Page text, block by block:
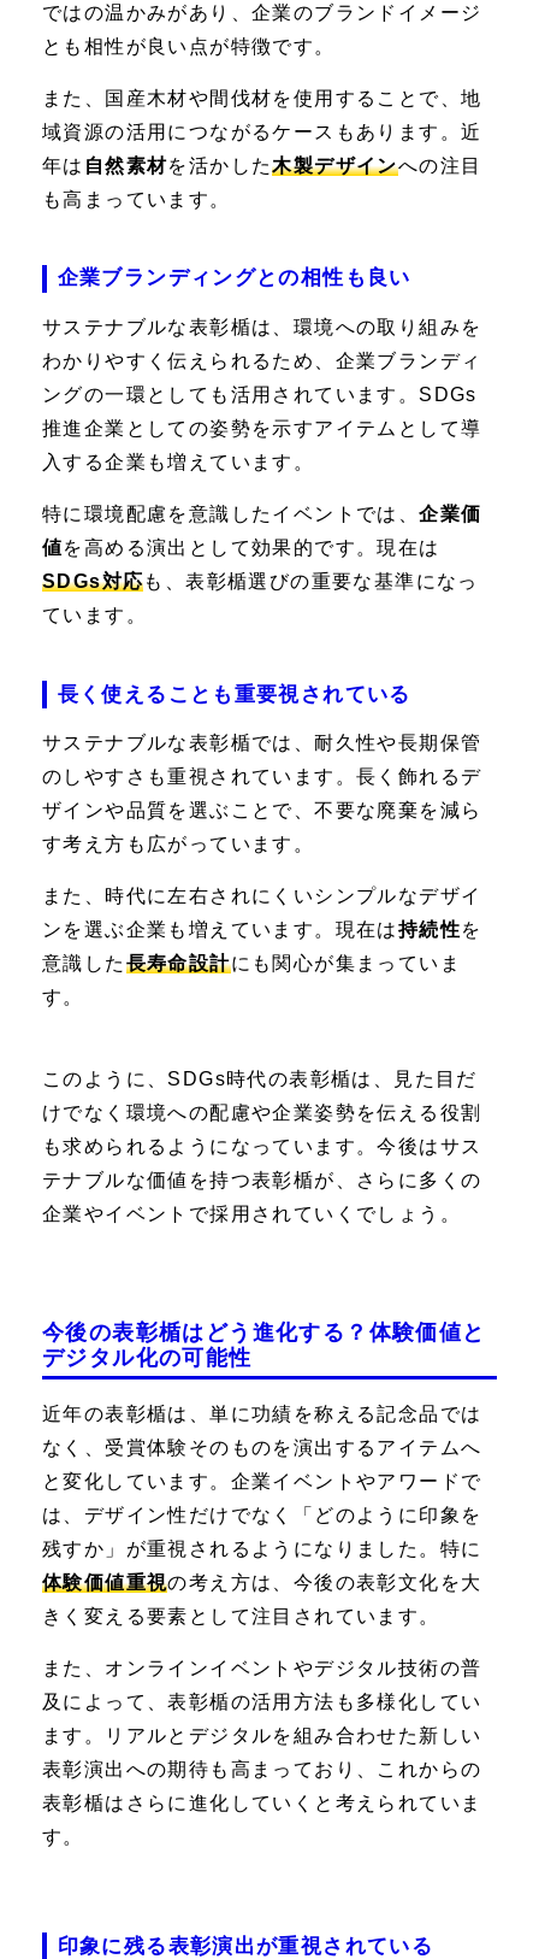
ではの温かみがあり、企業のブランドイメージ
とも相性が良い点が特徴です。
また、国産木材や間伐材を使用することで、地
域資源の活用につながるケースもあります。近
年は 自然素材を活かした木製デザインへの注目
も高まっています。
企業ブランディングとの相性も良い
サステナブルな表彰楯は、環境への取り組みを
わかりやすく伝えられるため、企業ブランディ
ングの一環としても活用されています。SDGs
推進企業としての姿勢を示すアイテムとして導
入する企業も増えています。
特に環境配慮を意識したイベントでは、企業価
値を高める演出として効果的です。現在は
SDGs対応も、表彰楯選びの重要な基準になっ
ています。
長く使えることも重要視されている
サステナブルな表彰楯では、耐久性や長期保管
のしやすさも重視されています。長く飾れるデ
ザインや品質を選ぶことで、不要な廃棄を減ら
す考え方も広がっています。
また、時代に左右されにくいシンプルなデザイ
ンを選ぶ企業も増えています。現在は持続性を
意識した 長寿命設計にも関心が集まっていま
す。
このように、SDGs時代の表彰楯は、見た目だ
けでなく環境への配慮や企業姿勢を伝える役割
も求められるようになっています。今後はサス
テナブルな価値を持つ表彰楯が、さらに多くの
企業やイベントで採用されていくでしょう。
今後の表彰楯はどう進化する？体験価値と
デジタル化の可能性
近年の表彰楯は、単に功績を称える記念品では
なく、受賞体験そのものを演出するアイテムへ
と変化しています。企業イベントやアワードで
は、デザイン性だけでなく「どのように印象を
残すか」が重視されるようになりました。特に
体験価値重視の考え方は、今後の表彰文化を大
きく変える要素として注目されています。
また、オンラインイベントやデジタル技術の普
及によって、表彰楯の活用方法も多様化してい
ます。リアルとデジタルを組み合わせた新しい
表彰演出への期待も高まっており、これからの
表彰楯はさらに進化していくと考えられていま
す。
印象に残る表彰演出が重視されている